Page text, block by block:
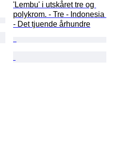
'Lembu' i utskåret tre og
polykrom. - Tre - Indonesia
- Det tjuende århundre